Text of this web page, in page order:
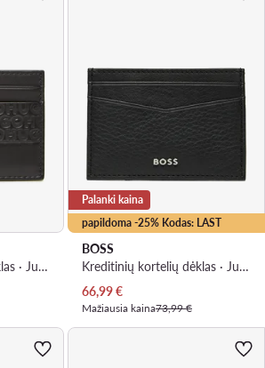
Kreditinių kortelių dėklas · Juoda
papildoma -25% Kodas: LAST
Palanki kaina
BOSS
Kreditinių kortelių dėklas · Juoda
Dabartinė kaina
66,99€
Mažiausia kaina73,99 €